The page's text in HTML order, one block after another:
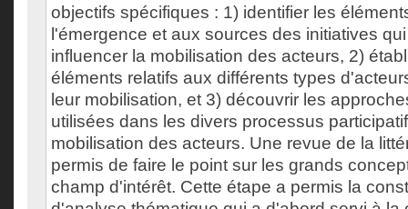
objectifs spécifiques : 1) identifier les
l'émergence et aux sources des initiatives
influencer la mobilisation des acteurs, 2)
éléments relatifs aux différents types
leur mobilisation, et 3) découvrir les
utilisées dans les divers processus
mobilisation des acteurs. Une revue de la
permis de faire le point sur les grands
champ d'intérêt. Cette étape a permis la